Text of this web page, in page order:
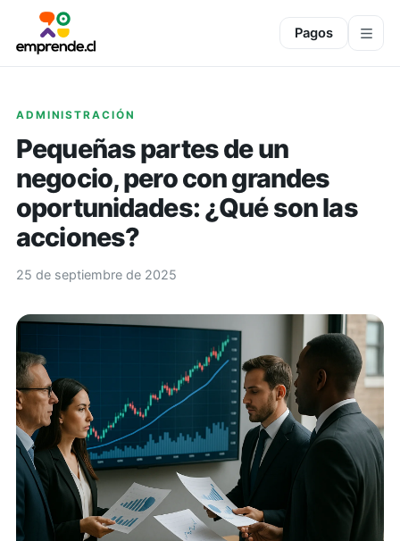
Pagos
ADMINISTRACIÓN
Pequeñas partes de un
negocio, pero con grandes
oportunidades: ¿Qué son las
acciones?
25 de septiembre de 2025